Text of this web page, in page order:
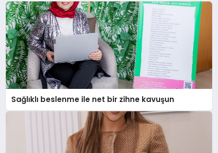
Sağlıklı beslenme ile net bir zihne kavuşun